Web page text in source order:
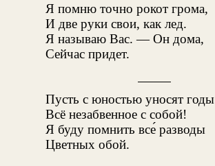
Я помню точно рокот грома,
И две руки свои, как лед.
Я называю Вас. — Он дома,
Сейчас придет.
Пусть с юностью уносят годы
Всё незабвенное с собой!
Я буду помнить все́ разводы
Цветных обой.